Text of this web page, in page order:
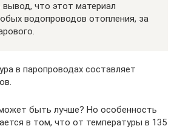
что этот материал
водопроводов отопления, за
в паропроводах составляет
быть лучше? Но особенность
в том, что от температуры в 135